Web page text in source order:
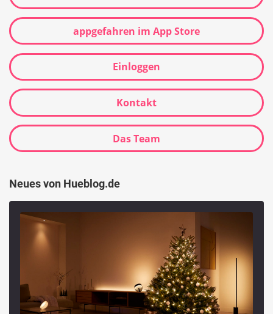
appgefahren im App Store
Einloggen
Kontakt
Das Team
Neues von Hueblog.de